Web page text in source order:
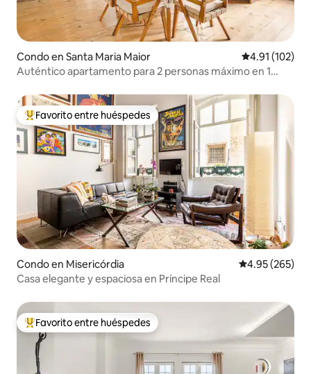
Condo en Santa Maria Maior Calificación
4.91 (102)
Auténtico apartamento para 2 personas máximo en 1
Favorito entre huéspedes preferido
Favorito entre huéspedes
Condo en Misericórdia Calificación
4.95 (265)
Casa elegante y espaciosa en Príncipe Real
Favorito entre huéspedes preferido
Favorito entre huéspedes